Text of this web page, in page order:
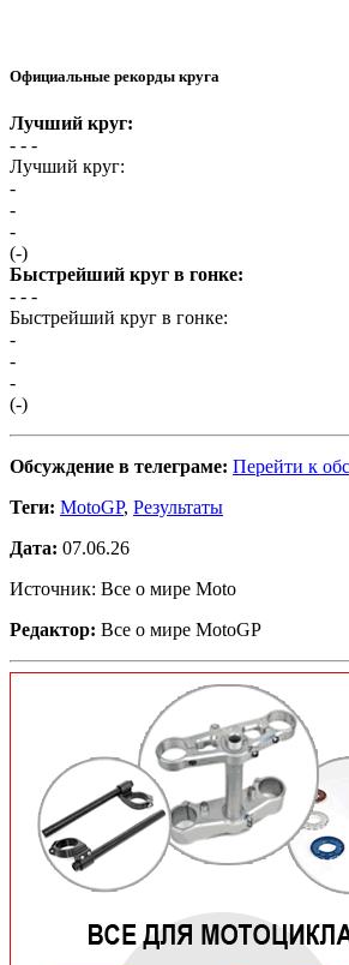
Официальные рекорды круга
Лучший круг:
- - -
Лучший круг:
-
-
-
(-)
Быстрейший круг в гонке:
- - -
Быстрейший круг в гонке:
-
-
-
(-)
Обсуждение в телеграме: Перейти к
Теги: MotoGP, Результаты
Дата: 07.06.26
Источник: Все о мире Moto
Редактор: Все о мире MotoGP